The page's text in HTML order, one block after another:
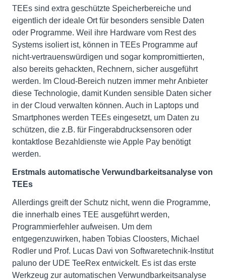
TEEs sind extra geschützte Speicherbereiche und
eigentlich der ideale Ort für besonders sensible Daten
oder Programme. Weil ihre Hardware vom Rest des
Systems isoliert ist, können in TEEs Programme auf
nicht-vertrauenswürdigen und sogar kompromittierten,
also bereits gehackten, Rechnern, sicher ausgeführt
werden. Im Cloud-Bereich nutzen immer mehr Anbieter
diese Technologie, damit Kunden sensible Daten sicher
in der Cloud verwalten können. Auch in Laptops und
Smartphones werden TEEs eingesetzt, um Daten zu
schützen, die z.B. für Fingerabdrucksensoren oder
kontaktlose Bezahldienste wie Apple Pay benötigt
werden.
Erstmals automatische Verwundbarkeitsanalyse von
TEEs
Allerdings greift der Schutz nicht, wenn die Programme,
die innerhalb eines TEE ausgeführt werden,
Programmierfehler aufweisen. Um dem
entgegenzuwirken, haben Tobias Cloosters, Michael
Rodler und Prof. Lucas Davi von Softwaretechnik-Institut
paluno der UDE TeeRex entwickelt. Es ist das erste
Werkzeug zur automatischen Verwundbarkeitsanalyse